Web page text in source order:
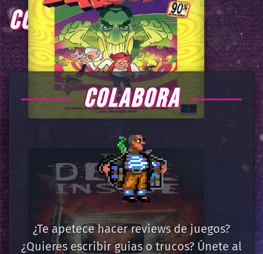
COMENTARIOS
COLABORA
¿Te apetece hacer reviews de juegos?
¿Quieres escribir guias o trucos? Únete al